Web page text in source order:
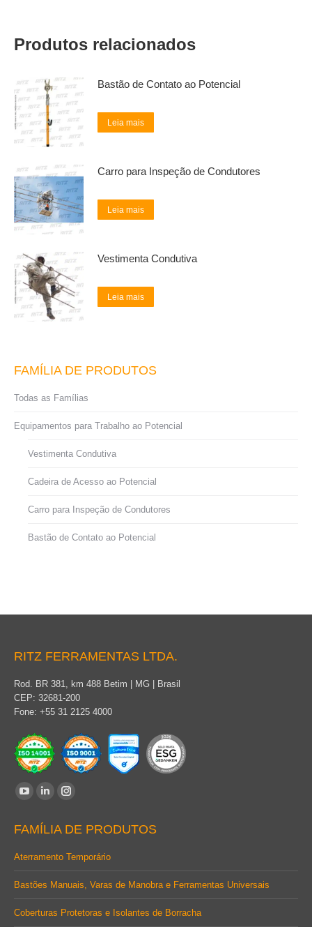
Produtos relacionados
Bastão de Contato ao Potencial
Leia mais
Carro para Inspeção de Condutores
Leia mais
Vestimenta Condutiva
Leia mais
FAMÍLIA DE PRODUTOS
Todas as Famílias
Equipamentos para Trabalho ao Potencial
Vestimenta Condutiva
Cadeira de Acesso ao Potencial
Carro para Inspeção de Condutores
Bastão de Contato ao Potencial
RITZ FERRAMENTAS LTDA.
Rod. BR 381, km 488 Betim | MG | Brasil
CEP: 32681-200
Fone: +55 31 2125 4000
Encontre-nos em:
opens
in
window
Linkedin
opens
in
window
Instagram
opens
in
window
FAMÍLIA DE PRODUTOS
Aterramento Temporário
Bastões Manuais, Varas de Manobra e Ferramentas Universais
Coberturas Protetoras e Isolantes de Borracha